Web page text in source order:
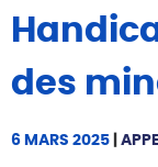
des
6 MARS 2025